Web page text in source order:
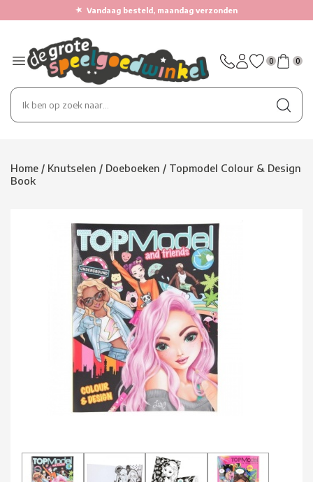
★ Vandaag besteld, maandag verzonden
0 0
Home / Knutselen / Doeboeken / Topmodel Colour & Design
Book